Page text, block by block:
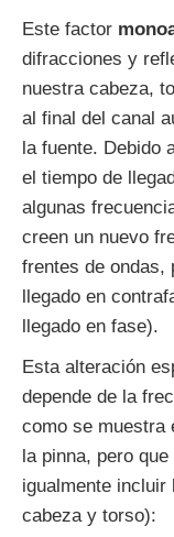
Este factor
difracciones y
nuestra cabeza,
al final del canal
la fuente. Debido
el tiempo de
algunas
creen un nuevo
frentes de ondas,
llegado en
llegado en fase).
Esta alteración
depende de la
como se muestra
la pinna, pero
igualmente
cabeza y torso):